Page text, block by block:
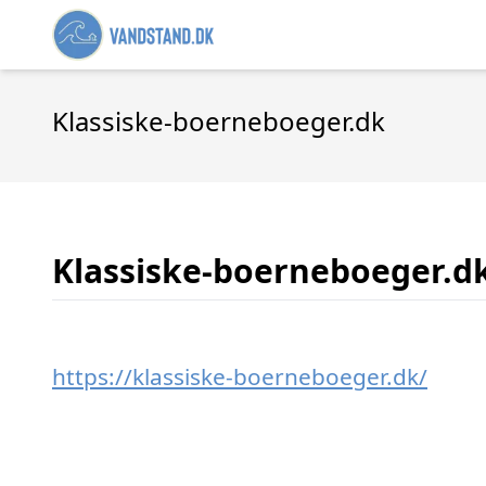
Klassiske-boerneboeger.dk
Klassiske-
https://klassiske-boerneboeger.dk/